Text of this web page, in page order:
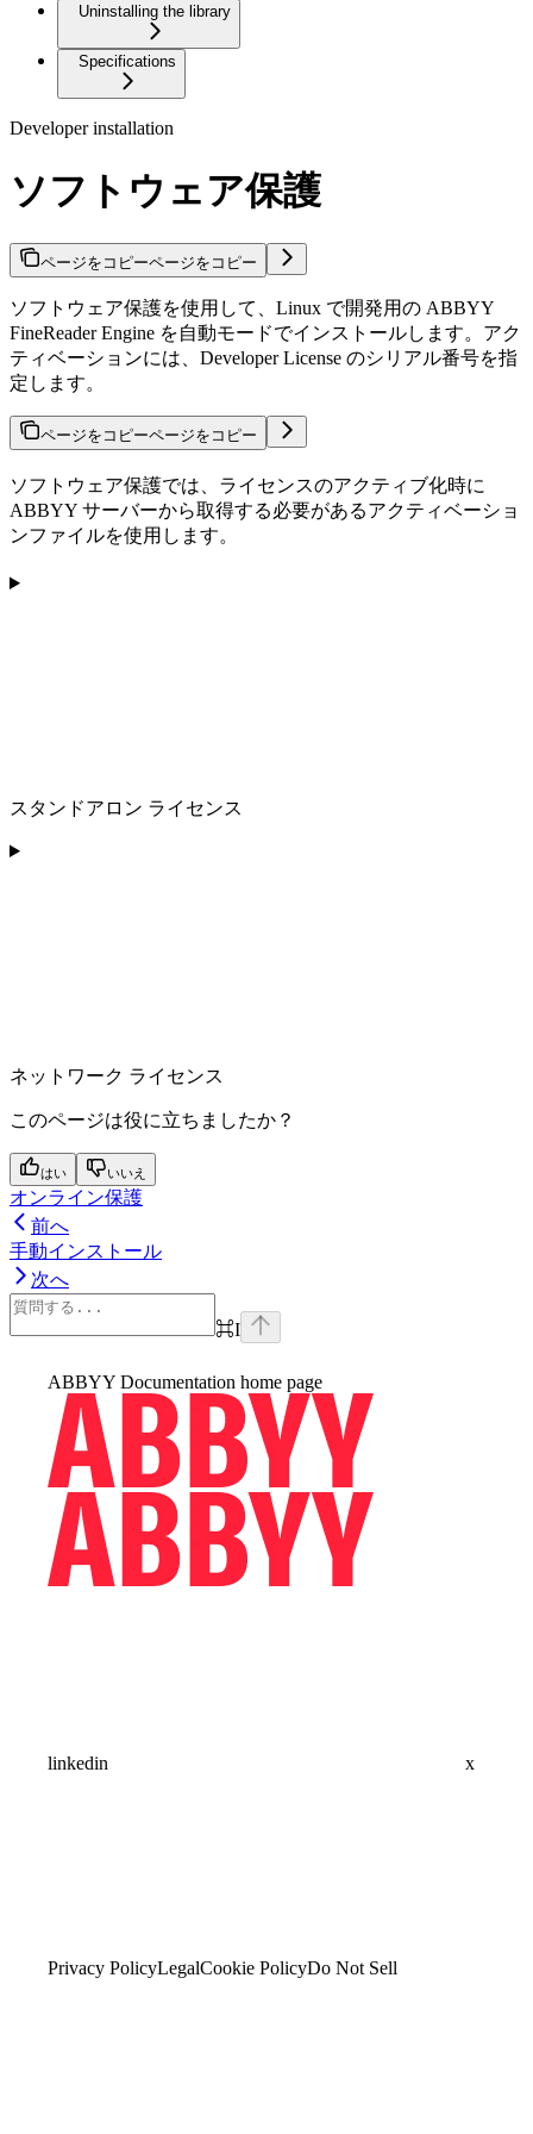
Uninstalling the library
Specifications
Developer installation
ソフトウェア保護
ページをコピーページをコピー
ソフトウェア保護を使用して、Linux で開発用の ABBYY
FineReader Engine を自動モードでインストールします。アク
ティベーションには、Developer License のシリアル番号を指
定します。
ページをコピーページをコピー
ソフトウェア保護では、ライセンスのアクティブ化時に
ABBYY サーバーから取得する必要があるアクティベーショ
ンファイルを使用します。
スタンドアロン ライセンス
ネットワーク ライセンス
このページは役に立ちましたか？
はい いいえ
オンライン保護
前へ
手動インストール
次へ
⌘I
ABBYY Documentation home page
linkedin x
Privacy PolicyLegalCookie PolicyDo Not Sell